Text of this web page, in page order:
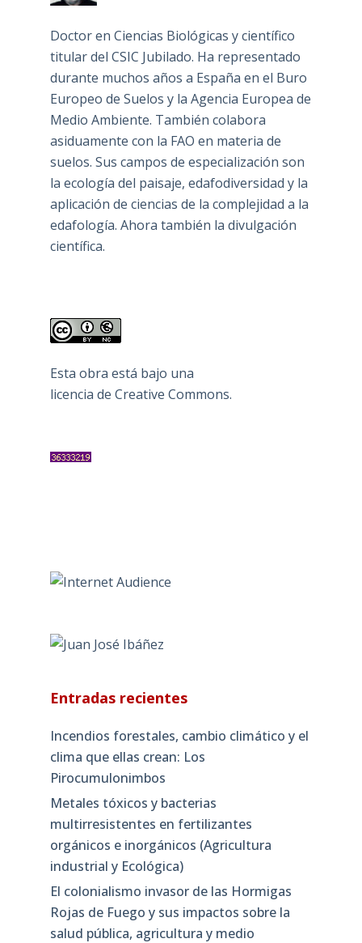
Doctor en Ciencias Biológicas y científico
titular del CSIC Jubilado. Ha representado
durante muchos años a España en el Buro
Europeo de Suelos y la Agencia Europea de
Medio Ambiente. También colabora
asiduamente con la FAO en materia de
suelos. Sus campos de especialización son
la ecología del paisaje, edafodiversidad y la
aplicación de ciencias de la complejidad a la
edafología. Ahora también la divulgación
científica.
Esta obra está bajo una
licencia de Creative Commons.
Entradas recientes
Incendios forestales, cambio climático y el
clima que ellas crean: Los
Pirocumulonimbos
Metales tóxicos y bacterias
multirresistentes en fertilizantes
orgánicos e inorgánicos (Agricultura
industrial y Ecológica)
El colonialismo invasor de las Hormigas
Rojas de Fuego y sus impactos sobre la
salud pública, agricultura y medio